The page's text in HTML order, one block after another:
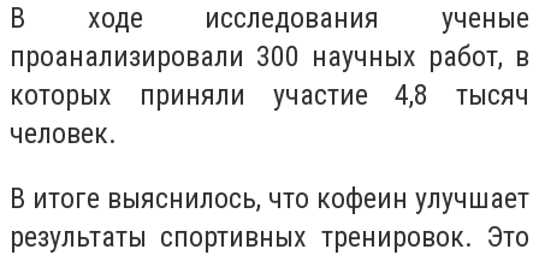
В ходе исследования ученые
проанализировали 300 научных работ, в
которых приняли участие 4,8 тысяч
человек.
В итоге выяснилось, что кофеин улучшает
результаты спортивных тренировок. Это